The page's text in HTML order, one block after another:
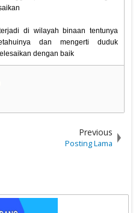
di wilayah binaan tentunya
dan mengerti duduk
dengan baik
Previous
Posting Lama